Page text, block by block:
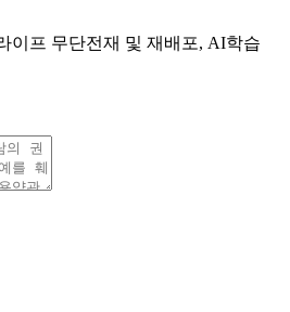
이프 무단전재 및 재배포, AI학습